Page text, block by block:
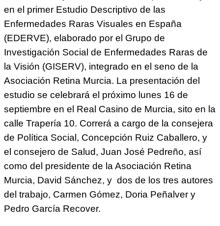
en el primer Estudio Descriptivo de las
Enfermedades Raras Visuales en España
(EDERVE), elaborado por el Grupo de
Investigación Social de Enfermedades Raras de
la Visión (GISERV), integrado en el seno de la
Asociación Retina Murcia. La presentación del
estudio se celebrará el próximo lunes 16 de
septiembre en el Real Casino de Murcia, sito en la
calle Trapería 10. Correrá a cargo de la consejera
de Política Social, Concepción Ruiz Caballero, y
el consejero de Salud, Juan José Pedreño, así
como del presidente de la Asociación Retina
Murcia, David Sánchez, y dos de los tres autores
del trabajo, Carmen Gómez, Doria Peñalver y
Pedro García Recover.